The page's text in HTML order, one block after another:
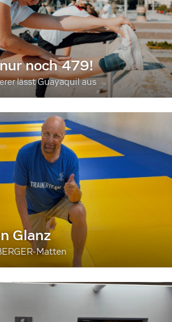
noch 479!
lässt Guayaquil aus
Glanz
Matten